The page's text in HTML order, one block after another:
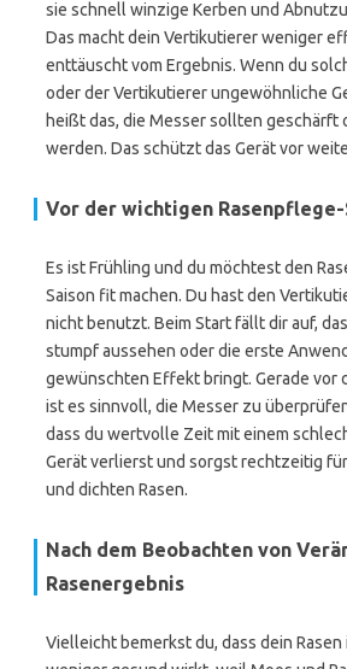
sie schnell winzige Kerben und
Das macht dein Vertikutierer weniger
enttäuscht vom Ergebnis. Wenn du
oder der Vertikutierer ungewöhnliche
heißt das, die Messer sollten geschärft
werden. Das schützt das Gerät vor
Vor der wichtigen Rasenpflege-
Es ist Frühling und du möchtest den
Saison fit machen. Du hast den
nicht benutzt. Beim Start fällt dir auf,
stumpf aussehen oder die erste
gewünschten Effekt bringt. Gerade vor
ist es sinnvoll, die Messer zu
dass du wertvolle Zeit mit einem
Gerät verlierst und sorgst rechtzeitig
und dichten Rasen.
Nach dem Beobachten von
Rasenergebnis
Vielleicht bemerkst du, dass dein Rasen